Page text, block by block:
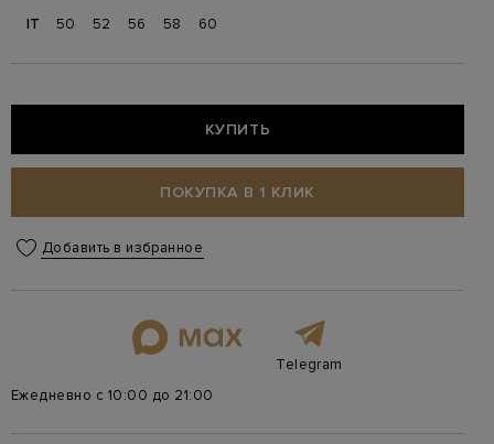
IT 50 52 56 58 60
КУПИТЬ
ПОКУПКА В 1 КЛИК
Добавить в избранное
Telegram
Ежедневно с 10:00 до 21:00